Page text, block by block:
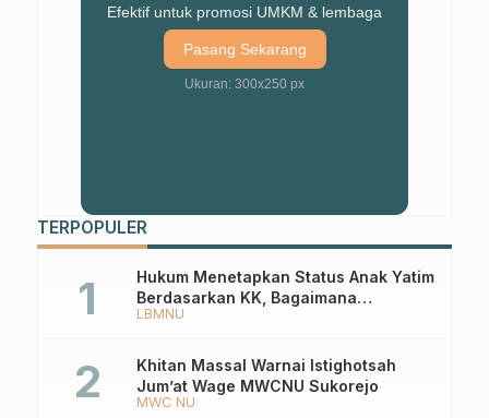
Efektif untuk promosi UMKM & lembaga
Pasang Sekarang
Ukuran: 300x250 px
TERPOPULER
LBMNU
Hukum Menetapkan Status Anak Yatim
Berdasarkan KK, Bagaimana
Ketentuannya?
MWC NU
Khitan Massal Warnai Istighotsah
Jum’at Wage MWCNU Sukorejo